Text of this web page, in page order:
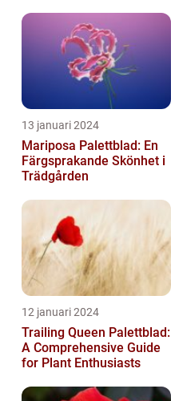
13 januari 2024
Mariposa Palettblad: En
Färgsprakande Skönhet i
Trädgården
12 januari 2024
Trailing Queen Palettblad:
A Comprehensive Guide
for Plant Enthusiasts